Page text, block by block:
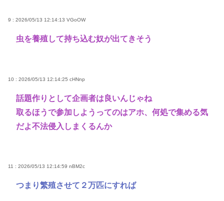
9 : 2026/05/13 12:14:13 VGoOW
虫を養殖して持ち込む奴が出てきそう
10 : 2026/05/13 12:14:25 cHNnp
話題作りとして企画者は良いんじゃね
取るほうで参加しようってのはアホ、何処で集める気
だよ不法侵入しまくるんか
11 : 2026/05/13 12:14:59 nBM2c
つまり繁殖させて２万匹にすれば